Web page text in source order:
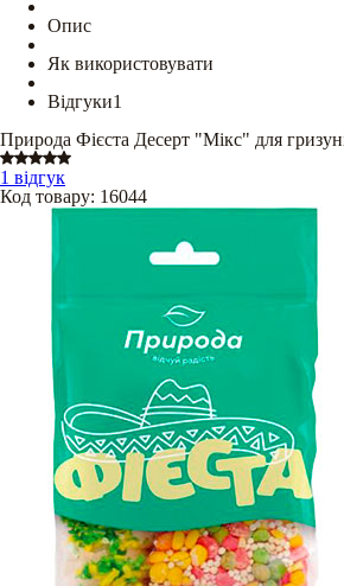
Опис
Як використовувати
Відгуки1
Природа Фієста Десерт "Мікс" для
1 відгук
Код товару: 16044